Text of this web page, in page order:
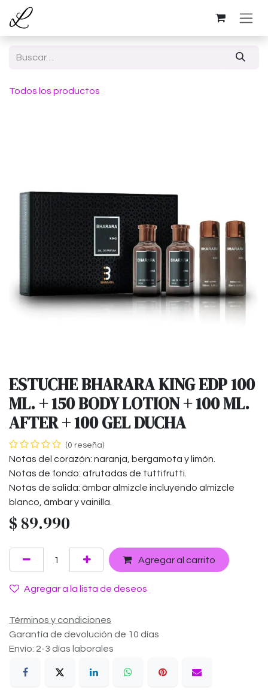
Ir al contenido
Todos los productos
ESTUCHE BHARARA KING EDP 100
ML. + 150 BODY LOTION + 100 ML.
AFTER + 100 GEL DUCHA
(0 reseña)
Notas del corazón: naranja, bergamota y limón.
Notas de fondo: afrutadas de tuttifrutti.
Notas de salida: ámbar almizcle incluyendo almizcle
blanco, ámbar y vainilla.
$ 89.990
Agregar al carrito
Agregar a la lista de deseos
Términos y condiciones
Garantía de devolución de 10 días
Envío: 2-3 días laborales